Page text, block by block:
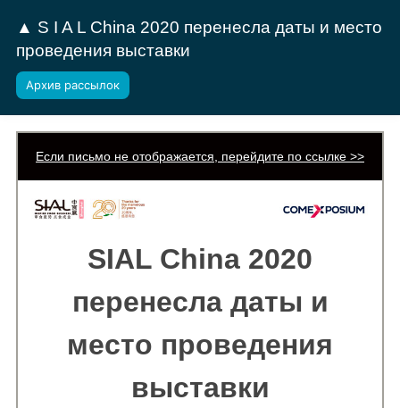
▲ S I A L China 2020 перенесла даты и место
проведения выставки
Архив рассылок
Если письмо не отображается, перейдите по ссылке >>
SIAL China 2020
перенесла даты и
место проведения
выставки